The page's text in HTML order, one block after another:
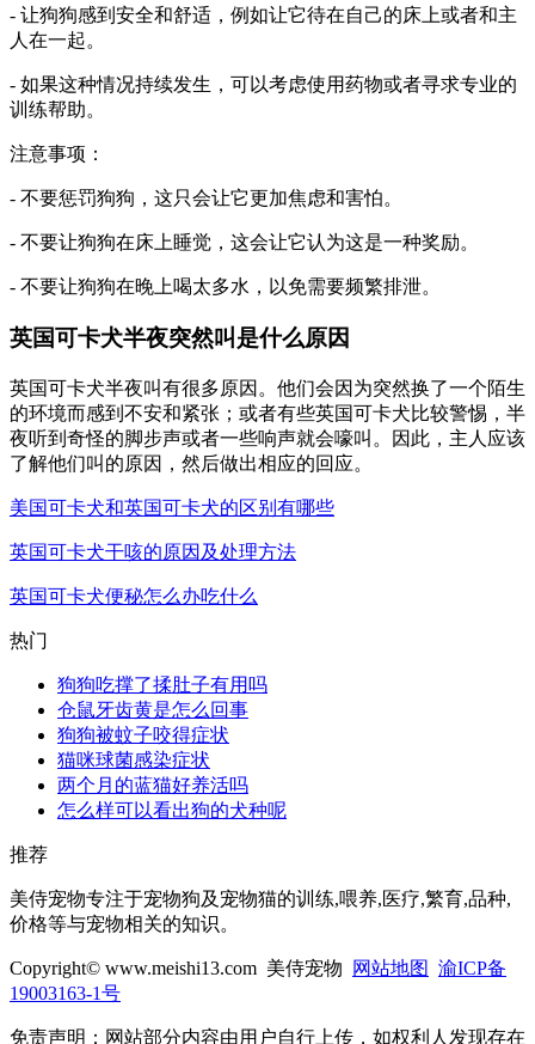
- 让狗狗感到安全和舒适，例如让它待在自己的床上或者和主
人在一起。
- 如果这种情况持续发生，可以考虑使用药物或者寻求专业的
训练帮助。
注意事项：
- 不要惩罚狗狗，这只会让它更加焦虑和害怕。
- 不要让狗狗在床上睡觉，这会让它认为这是一种奖励。
- 不要让狗狗在晚上喝太多水，以免需要频繁排泄。
英国可卡犬半夜突然叫是什么原因
英国可卡犬半夜叫有很多原因。他们会因为突然换了一个陌生
的环境而感到不安和紧张；或者有些英国可卡犬比较警惕，半
夜听到奇怪的脚步声或者一些响声就会嚎叫。因此，主人应该
了解他们叫的原因，然后做出相应的回应。
美国可卡犬和英国可卡犬的区别有哪些
英国可卡犬干咳的原因及处理方法
英国可卡犬便秘怎么办吃什么
热门
狗狗吃撑了揉肚子有用吗
仓鼠牙齿黄是怎么回事
狗狗被蚊子咬得症状
猫咪球菌感染症状
两个月的蓝猫好养活吗
怎么样可以看出狗的犬种呢
推荐
美侍宠物专注于宠物狗及宠物猫的训练,喂养,医疗,繁育,品种,
价格等与宠物相关的知识。
Copyright© www.meishi13.com 美侍宠物 网站地图 渝ICP备
19003163-1号
免责声明：网站部分内容由用户自行上传，如权利人发现存在